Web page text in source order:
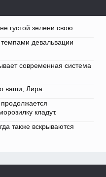
густой зелени свою.
девальвации
современная система
ваши, Лира.
кладут.
также вскрываются